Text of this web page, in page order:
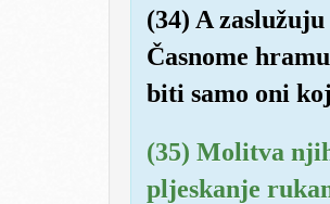
(34) A
Časnome
biti samo oni
(35) Molitva
pljeskanje